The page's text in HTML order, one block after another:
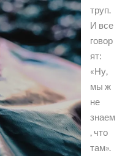
труп.
И все
говор
ят:
«Ну,
мы ж
не
знаем
, что
там».